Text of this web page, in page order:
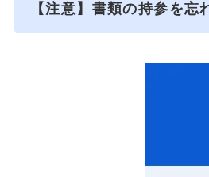
【注意】書類の持参を忘